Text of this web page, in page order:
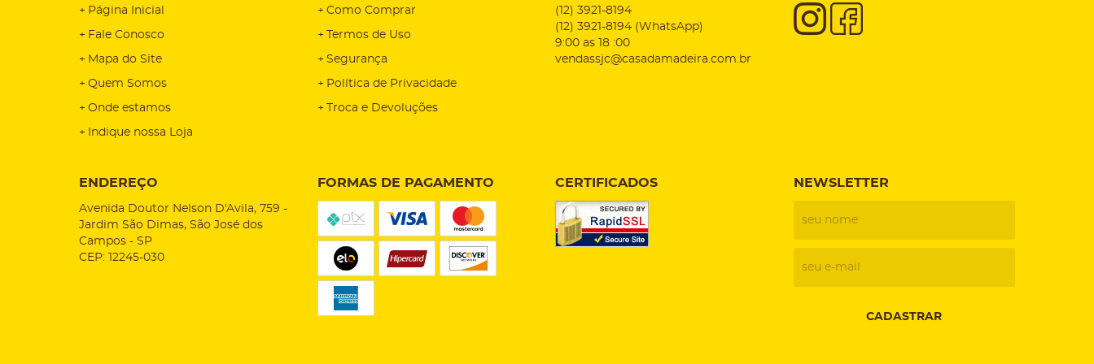
Página Inicial
Fale Conosco
Mapa do Site
Quem Somos
Onde estamos
Indique nossa Loja
Como Comprar
Termos de Uso
Segurança
Política de Privacidade
Troca e Devoluções
(12) 3921-8194
(12) 3921-8194 (WhatsApp)
9:00 as 18 :00
vendassjc@casadamadeira.com.br
ENDEREÇO
Avenida Doutor Nelson D'Avila, 759 -
Jardim São Dimas, São José dos
Campos - SP
CEP: 12245-030
FORMAS DE PAGAMENTO CERTIFICADOS NEWSLETTER
CADASTRAR